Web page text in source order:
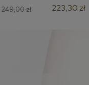
249,00 zł 223,30 zł